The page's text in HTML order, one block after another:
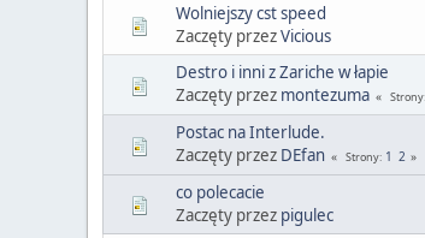
Wolniejszy cst speed
Zaczęty przezVicious
Destro i inni z Zariche w łapie
Zaczęty przez montezuma Strony
Postac na Interlude.
Zaczęty przez DEfan Strony 1 2
co polecacie
Zaczęty przez pigulec